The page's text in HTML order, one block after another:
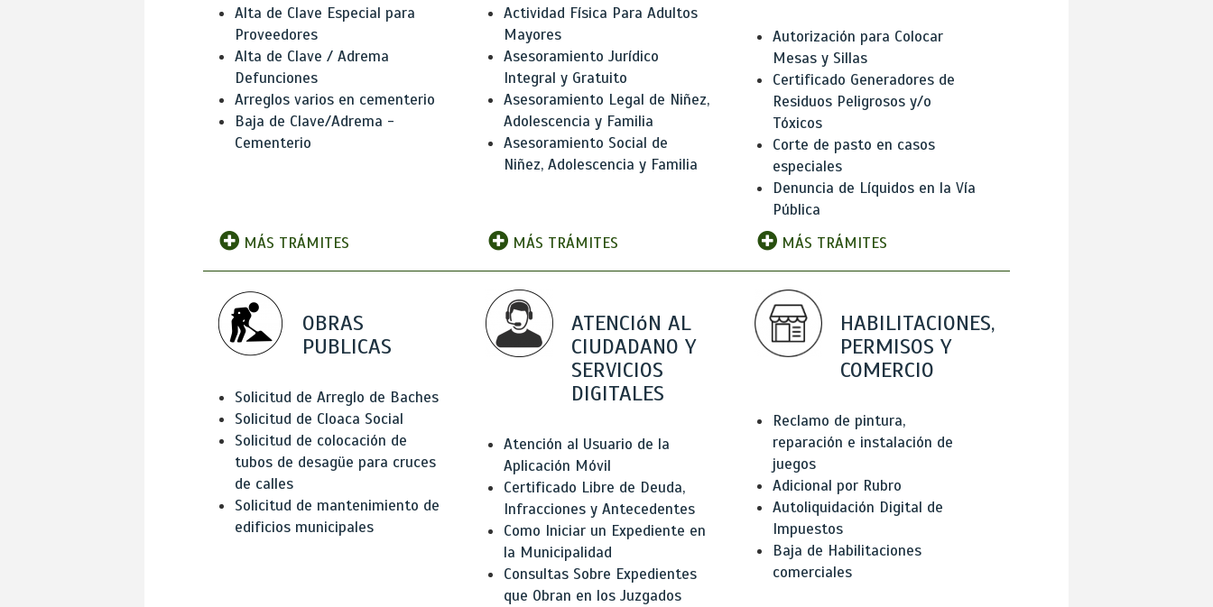
Alta de Clave Especial para
Proveedores
Alta de Clave / Adrema
Defunciones
Arreglos varios en cementerio
Baja de Clave/Adrema -
Cementerio
MÁS TRÁMITES
Actividad Física Para Adultos
Mayores
Asesoramiento Jurídico
Integral y Gratuito
Asesoramiento Legal de Niñez,
Adolescencia y Familia
Asesoramiento Social de
Niñez, Adolescencia y Familia
MÁS TRÁMITES
Autorización para Colocar
Mesas y Sillas
Certificado Generadores de
Residuos Peligrosos y/o
Tóxicos
Corte de pasto en casos
especiales
Denuncia de Líquidos en la Vía
Pública
MÁS TRÁMITES
OBRAS
PUBLICAS
Solicitud de Arreglo de Baches
Solicitud de Cloaca Social
Solicitud de colocación de
tubos de desagüe para cruces
de calles
Solicitud de mantenimiento de
edificios municipales
ATENCIóN AL
CIUDADANO Y
SERVICIOS
DIGITALES
Atención al Usuario de la
Aplicación Móvil
Certificado Libre de Deuda,
Infracciones y Antecedentes
Como Iniciar un Expediente en
la Municipalidad
Consultas Sobre Expedientes
que Obran en los Juzgados
HABILITACIONES,
PERMISOS Y
COMERCIO
Reclamo de pintura,
reparación e instalación de
juegos
Adicional por Rubro
Autoliquidación Digital de
Impuestos
Baja de Habilitaciones
comerciales